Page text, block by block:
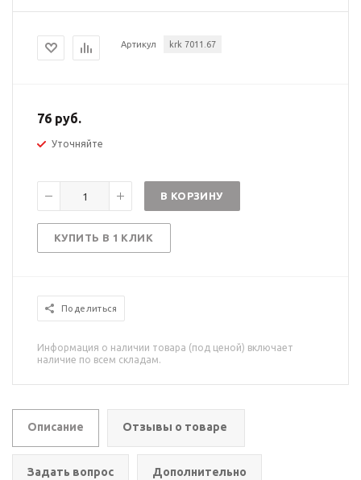
Артикул krk 7011.67
76 руб.
Уточняйте
В КОРЗИНУ
КУПИТЬ В 1 КЛИК
Поделиться
Информация о наличии товара (под ценой) включает
наличие по всем складам.
Описание Отзывы о товаре
Задать вопрос Дополнительно